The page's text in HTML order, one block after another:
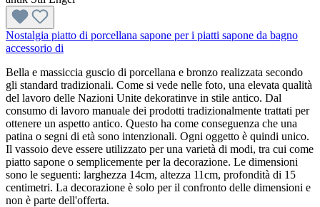
Nostalgia piatto di porcellana sapone per i piatti sapone da bagno
accessorio di
Bella e massiccia guscio di porcellana e bronzo realizzata secondo
gli standard tradizionali. Come si vede nelle foto, una elevata qualità
del lavoro delle Nazioni Unite dekoratinve in stile antico. Dal
consumo di lavoro manuale dei prodotti tradizionalmente trattati per
ottenere un aspetto antico. Questo ha come conseguenza che una
patina o segni di età sono intenzionali. Ogni oggetto è quindi unico.
Il vassoio deve essere utilizzato per una varietà di modi, tra cui come
piatto sapone o semplicemente per la decorazione. Le dimensioni
sono le seguenti: larghezza 14cm, altezza 11cm, profondità di 15
centimetri. La decorazione è solo per il confronto delle dimensioni e
non è parte dell'offerta.